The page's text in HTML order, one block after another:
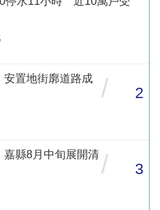
置地街廓道路成
/ 2
縣8月中旬展開清 / 3